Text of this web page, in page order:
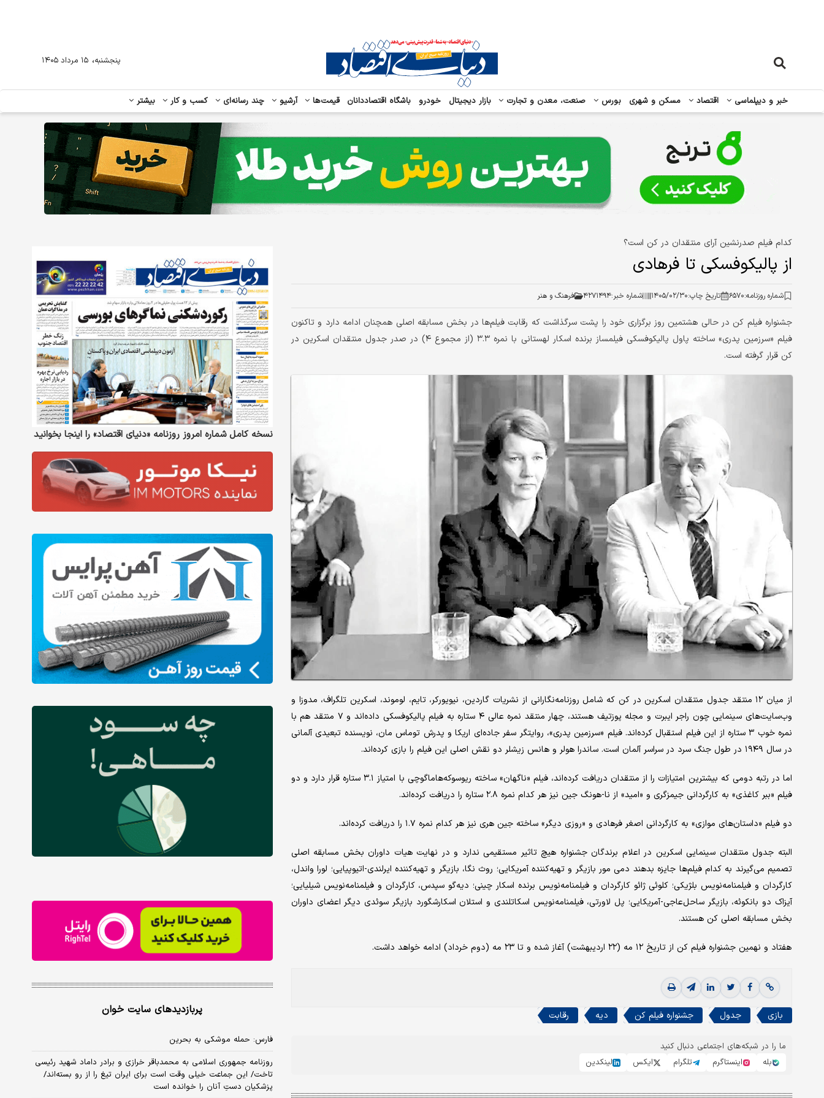
خبر و دیپلماسی اقتصاد مسکن و شهری بورس صنعت، معدن و تجارت بازار دیجیتال خودرو باشگاه اقتصاددانان قیمت‌ها آرشیو چند رسانه‌ای کسب و کار بیشتر
پنجشنبه، ۱۵ مرداد ۱۴۰۵
کدام فیلم صدرنشین آرای منتقدان در کن است؟
از پالیکوفسکی تا فرهادی
شماره روزنامه:۶۵۷۰ تاریخ چاپ:۱۴۰۵/۰۲/۳۰ شماره خبر:۴۲۷۱۴۹۴ فرهنگ و هنر
جشنواره فیلم کن در حالی هشتمین روز برگزاری خود را پشت سرگذاشت که رقابت فیلم‌ها در بخش مسابقه اصلی همچنان ادامه دارد و تاکنون
فیلم «سرزمین پدری» ساخته پاول پالیکوفسکی فیلمساز برنده اسکار لهستانی با نمره ۳.۳ (از مجموع ۴) در صدر جدول منتقدان اسکرین در
کن قرار گرفته است.
از میان ۱۲ منتقد جدول منتقدان اسکرین در کن که شامل روزنامه‌نگارانی از نشریات گاردین، نیویورکر، تایم، لوموند، اسکرین تلگراف، مدوزا و
وب‌سایت‌های سینمایی چون راجر ایبرت و مجله پوزتیف هستند، چهار منتقد نمره عالی ۴ ستاره به فیلم پالیکوفسکی داده‌اند و ۷ منتقد هم با
نمره خوب ۳ ستاره از این فیلم استقبال کرده‌اند. فیلم «سرزمین پدری»، روایتگر سفر جاده‌ای اریکا و پدرش توماس مان، نویسنده تبعیدی آلمانی
در سال ۱۹۴۹ در طول جنگ سرد در سراسر آلمان است. ساندرا هولر و ‌هانس زیشلر دو نقش اصلی این فیلم را بازی کرده‌اند.
اما در رتبه دومی که بیشترین امتیازات را از منتقدان دریافت کرده‌اند، فیلم «ناگهان» ساخته ریوسوکه‌هاماگوچی با امتیاز ۳.۱ ستاره قرار دارد و دو
فیلم «ببر کاغذی» به کارگردانی جیمز‌گری و «امید» از نا-هونگ جین نیز هر کدام نمره ۲.۸ ستاره را دریافت کرده‌اند.
دو فیلم «داستان‌های موازی» به کارگردانی اصغر فرهادی و «روزی دیگر» ساخته جین هری نیز هر کدام نمره ۱.۷ را دریافت کرده‌اند.
البته جدول منتقدان سینمایی اسکرین در اعلام برندگان جشنواره هیچ تاثیر مستقیمی ندارد و در نهایت هیات داوران بخش مسابقه اصلی
تصمیم می‌گیرند به کدام فیلم‌ها جایزه بدهند دمی مور بازیگر و تهیه‌کننده آمریکایی؛ روث نگا، بازیگر و تهیه‌کننده ایرلندی-اتیوپیایی؛ لورا واندل،
کارگردان و فیلمنامه‌نویس بلژیکی؛ کلوئی ژائو کارگردان و فیلمنامه‌نویس برنده اسکار چینی؛ دیه‌گو سپدس، کارگردان و فیلمنامه‌نویس شیلیایی؛
آیزاک دو بانکوئه، بازیگر ساحل‌عاجی-آمریکایی؛ پل لاورتی، فیلمنامه‌نویس اسکاتلندی و استلان اسکارشگورد بازیگر سوئدی دیگر اعضای داوران
بخش مسابقه اصلی کن هستند.
هفتاد و نهمین جشنواره فیلم کن از تاریخ ۱۲ مه (۲۲ اردیبهشت) آغاز شده و تا ۲۳ مه (دوم خرداد) ادامه خواهد داشت.
بازی جدول جشنواره فیلم کن دیه رقابت
ما را در شبکه‌های اجتماعی دنبال کنید
بله
اینستاگرم تلگرام ایکس لینکدین
نسخه کامل شماره امروز روزنامه «دنیای‌ اقتصاد» را اینجا بخوانید
پربازدیدهای سایت خوان
فارس: حمله موشکی به بحرین
روزنامه جمهوری اسلامی به محمدباقر خرازی و برادر داماد شهید رئیسی
تاخت/ این جماعت خیلی وقت است برای ایران تیغ را از رو بسته‌اند/
پزشکیان دستِ آنان را خوانده است